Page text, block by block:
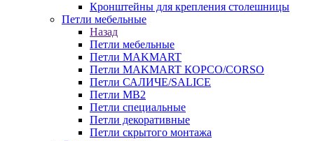
Кронштейны для крепления столешницы
Петли мебельные
Назад
Петли мебельные
Петли MAKMART
Петли MAKMART КОРСО/CORSO
Петли САЛИЧЕ/SALICE
Петли MB2
Петли специальные
Петли декоративные
Петли скрытого монтажа